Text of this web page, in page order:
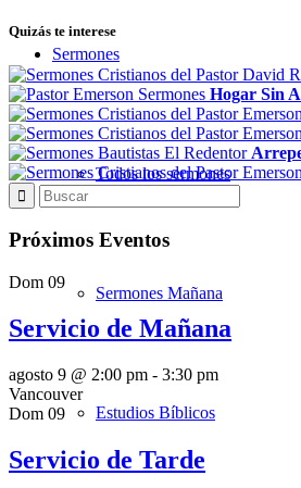
Sermones
Todos los sermones
Sermones Mañana
Estudios Bíblicos
Quizás te interese
Hogar Sin
Próximos Eventos
Dom 09
Servicio de Mañana
agosto 9 @ 2:00 pm - 3:30 pm
Vancouver
Dom 09
Servicio de Tarde